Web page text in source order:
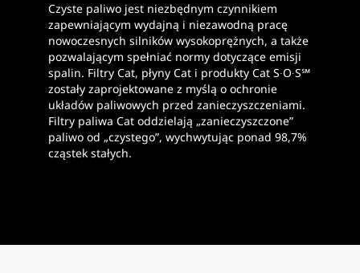
Czyste paliwo jest niezbędnym czynnikiem
zapewniającym wydajną i niezawodną pracę
nowoczesnych silników wysokoprężnych, a także
pozwalającym spełniać normy dotyczące emisji
spalin. Filtry Cat, płyny Cat i produkty Cat S∙O∙S℠
zostały zaprojektowane z myślą o ochronie
układów paliwowych przed zanieczyszczeniami.
Filtry paliwa Cat oddzielają „zanieczyszczone”
paliwo od „czystego”, wychwytując ponad 98,7%
cząstek stałych.